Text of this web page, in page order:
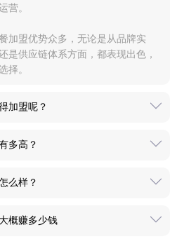
营。
加盟优势众多，无论是从品牌实
是供应链体系方面，都表现出色，
择。
加盟呢？
多高？
么样？
概赚多少钱